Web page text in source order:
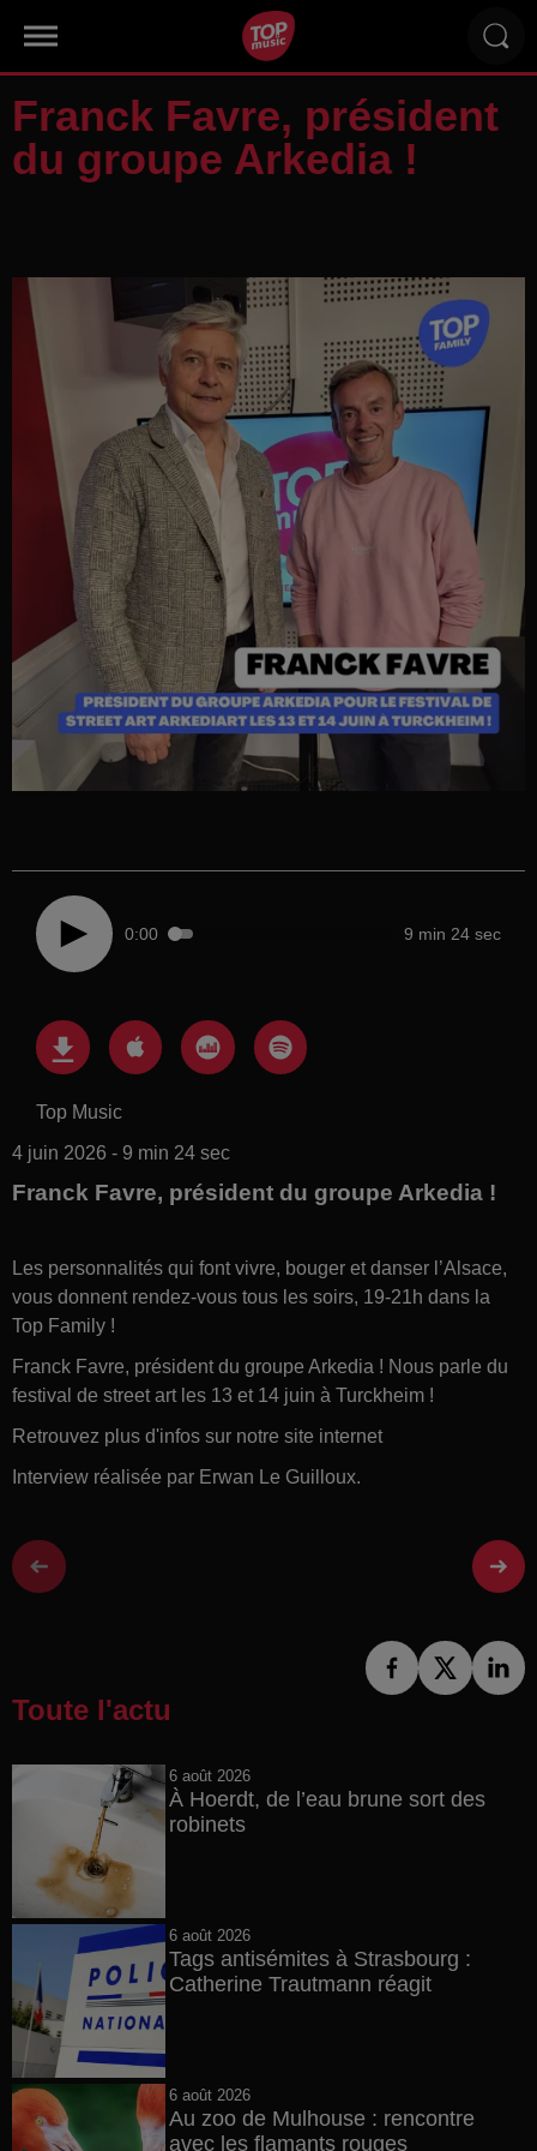
Franck Favre, président
du groupe Arkedia !
0:00 9 min 24 sec
Top Music
4 juin 2026 - 9 min 24 sec
Franck Favre, président du groupe Arkedia !
Les personnalités qui font vivre, bouger et danser l’Alsace,
vous donnent rendez-vous tous les soirs, 19-21h dans la
Top Family !
Franck Favre, président du groupe Arkedia ! Nous parle du
festival de street art les 13 et 14 juin à Turckheim !
Retrouvez plus d'infos sur notre site internet
Interview réalisée par Erwan Le Guilloux.
Toute l'actu
6 août 2026
À Hoerdt, de l’eau brune sort des
robinets
6 août 2026
Tags antisémites à Strasbourg :
Catherine Trautmann réagit
6 août 2026
Au zoo de Mulhouse : rencontre
avec les flamants rouges